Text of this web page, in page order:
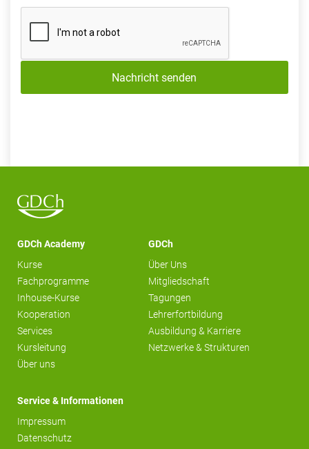
Nachricht senden
GDCh Academy
Kurse
Fachprogramme
Inhouse-Kurse
Kooperation
Services
Kursleitung
Über uns
GDCh
Über Uns
Mitgliedschaft
Tagungen
Lehrerfortbildung
Ausbildung & Karriere
Netzwerke & Strukturen
Service & Informationen
Impressum
Datenschutz